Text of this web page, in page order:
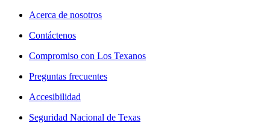
Acerca de nosotros
Contáctenos
Compromiso con Los Texanos
Preguntas frecuentes
Accesibilidad
Seguridad Nacional de Texas